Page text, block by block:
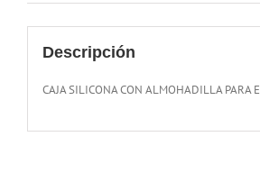
Descripción
CAJA SILICONA CON ALMOHADILLA PARA